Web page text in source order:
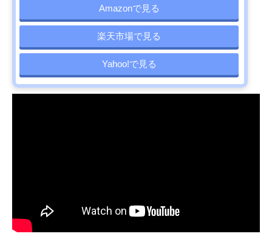
Amazonで見る
楽天市場で見る
Yahoo!で見る